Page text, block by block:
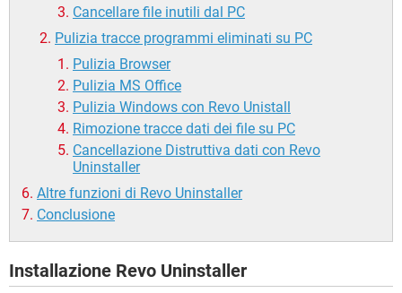
Cancellare file inutili dal PC
Pulizia tracce programmi eliminati su PC
Pulizia Browser
Pulizia MS Office
Pulizia Windows con Revo Unistall
Rimozione tracce dati dei file su PC
Cancellazione Distruttiva dati con Revo
Uninstaller
Altre funzioni di Revo Uninstaller
Conclusione
Installazione Revo Uninstaller